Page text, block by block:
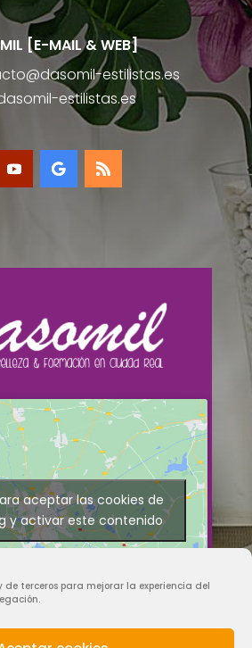
de terceros para mejorar la experiencia del
[E-MAIL & WEB]
estilistas.es
estilistas.es
aceptar las cookies de
y activar este contenido